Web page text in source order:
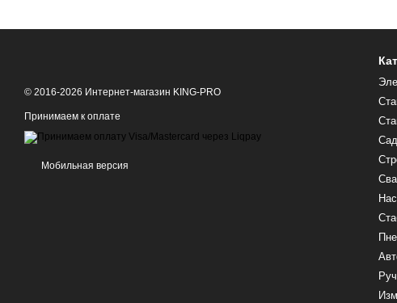
© 2016-2026 Интернет-магазин KING-PRO
Принимаем к оплате
Мобильная версия